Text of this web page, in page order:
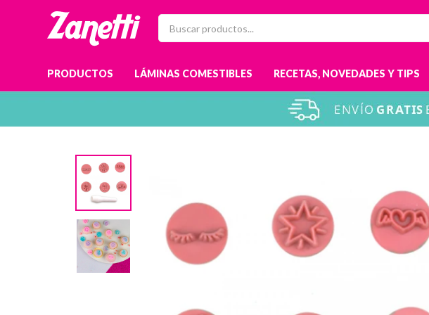
PRODUCTOS LÁMINAS COMESTIBLES RECETAS, NOVEDADES Y TIPS